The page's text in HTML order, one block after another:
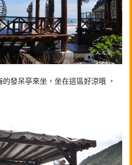
發呆亭來坐，坐在這區好涼哦 ，